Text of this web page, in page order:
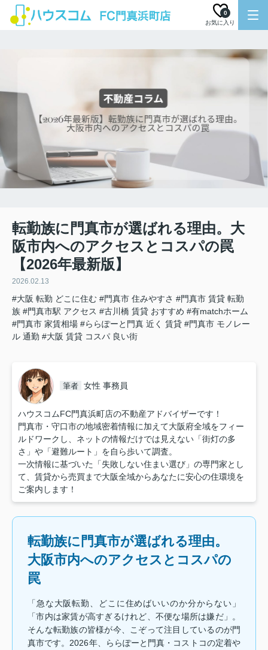
お気に入り
0
転勤族に門真市が選ばれる理由。大
阪市内へのアクセスとコスパの罠
【2026年最新版】
2026.02.13
#大阪 転勤 どこに住む #門真市 住みやすさ #門真市 賃貸 転勤
族 #門真市駅 アクセス #古川橋 賃貸 おすすめ #有matchホーム
#門真市 家賃相場 #ららぽーと門真 近く 賃貸 #門真市 モノレー
ル 通勤 #大阪 賃貸 コスパ 良い街
筆者 女性 事務員
ハウスコムFC門真浜町店の不動産アドバイザーです！
門真市・守口市の地域密着情報に加えて大阪府全域をフィー
ルドワークし、ネットの情報だけでは見えない「街灯の多
さ」や「避難ルート」を自ら歩いて調査。
一次情報に基づいた「失敗しない住まい選び」の専門家とし
て、賃貸から売買まで大阪全域からあなたに安心の住環境を
ご案内します！
転勤族に門真市が選ばれる理由。
大阪市内へのアクセスとコスパの
罠
「急な大阪転勤、どこに住めばいいのか分からない」
「市内は家賃が高すぎるけれど、不便な場所は嫌だ」。
そんな転勤族の皆様が今、こぞって注目しているのが門
真市です。2026年、ららぽーと門真・コストコの定着や